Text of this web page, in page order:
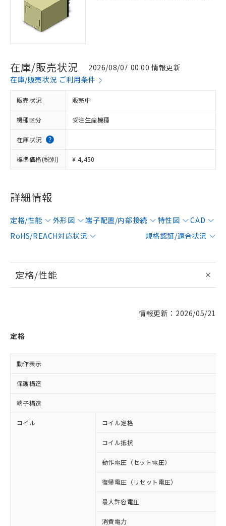
在庫/販売状況
2026/08/07 00:00 情報更新
在庫/販売状況 ご利用条件
販売状況 販売中
機種区分 受注生産機種
在庫状況
標準価格(税別) ¥ 4,450
詳細情報
定格/性能 外形図 端子配置/内部接続 特性図
CAD
RoHS/REACH対応状況
規格認証/適合状況
定格/性能
情報更新：2026/05/21
定格
動作表示
保護構造
端子構造
コイル コイル定格
コイル抵抗
動作電圧（セット電圧）
復帰電圧（リセット電圧）
最大許容電圧
消費電力